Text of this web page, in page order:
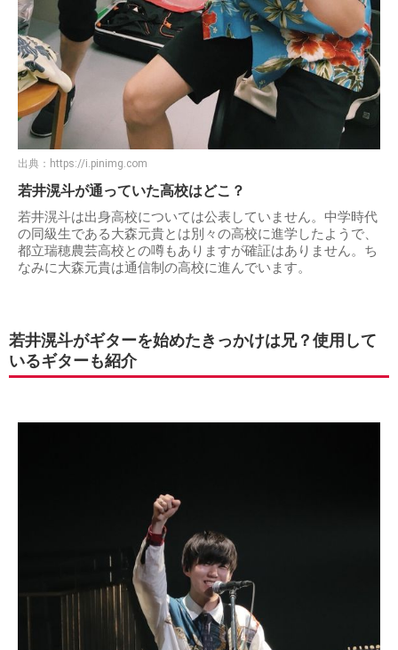
出典： https://i.pinimg.com
若井滉斗が通っていた高校はどこ？
若井滉斗は出身高校については公表していません。中学時代
の同級生である大森元貴とは別々の高校に進学したようで、
都立瑞穂農芸高校との噂もありますが確証はありません。ち
なみに大森元貴は通信制の高校に進んでいます。
若井滉斗がギターを始めたきっかけは兄？使用して
いるギターも紹介